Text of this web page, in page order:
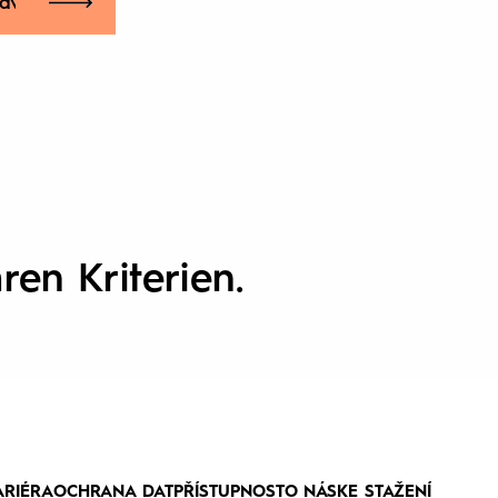
Kriterien.
OCHRANA DATPŘÍSTUPNOSTO NÁSKE STAŽENÍ